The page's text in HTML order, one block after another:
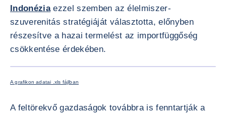
Indonéziaezzel szemben az élelmiszer-
szuverenitás stratégiáját választotta, előnyben
részesítve a hazai termelést az importfüggőség
csökkentése érdekében.
A grafikon adatai .xls fájlban
A feltörekvő gazdaságok továbbra is fenntartják a